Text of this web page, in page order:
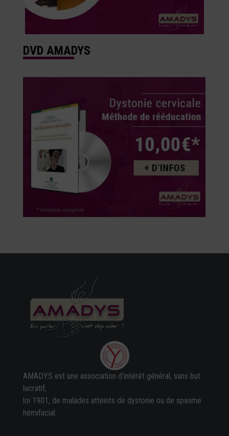
DVD AMADYS
AMADYS est une association d'intérêt général, sans but
lucratif,
loi 1901, de malades atteints de dystonie ou de spasme
hémifacial.